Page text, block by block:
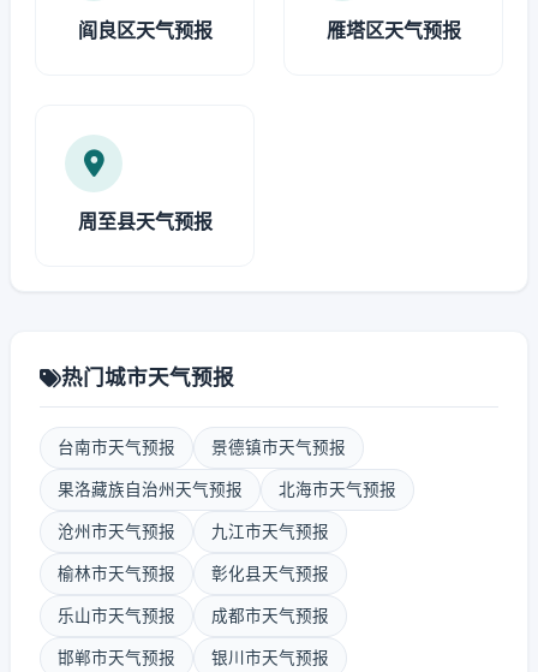
阎良区天气预报 雁塔区天气预报
周至县天气预报
热门城市天气预报
台南市天气预报 景德镇市天气预报
果洛藏族自治州天气预报 北海市天气预报
沧州市天气预报 九江市天气预报
榆林市天气预报 彰化县天气预报
乐山市天气预报 成都市天气预报
邯郸市天气预报 银川市天气预报